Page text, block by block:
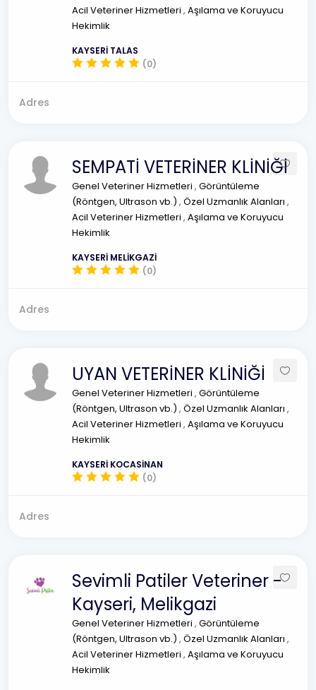
Acil Veteriner Hizmetleri , Aşılama ve Koruyucu
Hekimlik
KAYSERİ TALAS
(0)
Adres
SEMPATİ VETERİNER KLİNİĞİ
Genel Veteriner Hizmetleri , Görüntüleme
(Röntgen, Ultrason vb.) , Özel Uzmanlık Alanları ,
Acil Veteriner Hizmetleri , Aşılama ve Koruyucu
Hekimlik
KAYSERİ MELİKGAZİ
(0)
Adres
UYAN VETERİNER KLİNİĞİ
Genel Veteriner Hizmetleri , Görüntüleme
(Röntgen, Ultrason vb.) , Özel Uzmanlık Alanları ,
Acil Veteriner Hizmetleri , Aşılama ve Koruyucu
Hekimlik
KAYSERİ KOCASİNAN
(0)
Adres
Sevimli Patiler Veteriner -
Kayseri, Melikgazi
Genel Veteriner Hizmetleri , Görüntüleme
(Röntgen, Ultrason vb.) , Özel Uzmanlık Alanları ,
Acil Veteriner Hizmetleri , Aşılama ve Koruyucu
Hekimlik